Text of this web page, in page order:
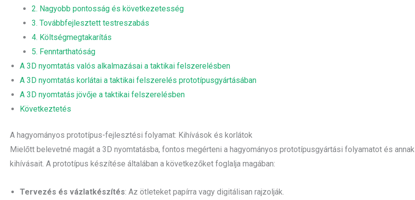
2. Nagyobb pontosság és következetesség
3. Továbbfejlesztett testreszabás
4. Költségmegtakarítás
5. Fenntarthatóság
A 3D nyomtatás valós alkalmazásai a taktikai felszerelésben
A 3D nyomtatás korlátai a taktikai felszerelés prototípusgyártásában
A 3D nyomtatás jövője a taktikai felszerelésben
Következtetés
A hagyományos prototípus-fejlesztési folyamat: Kihívások és korlátok
Mielőtt belevetné magát a 3D nyomtatásba, fontos megérteni a hagyományos prototípusgyártási folyamatot és annak
kihívásait. A prototípus készítése általában a következőket foglalja magában:
Tervezés és vázlatkészítés: Az ötleteket papírra vagy digitálisan rajzolják.